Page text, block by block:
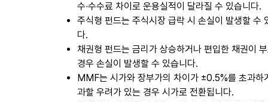
수∙수수료 차이로 운용실적이 달라질 수 있습니다.
주식형 펀드는 주식시장 급락 시 손실이 발생할 수
다.
채권형 펀드는 금리가 상승하거나 편입한 채권이
경우 손실이 발생할 수 있습니다.
MMF는 시가와 장부가의 차이가 ±0.5%를 초과하
과할 우려가 있는 경우 시가로 전환됩니다.